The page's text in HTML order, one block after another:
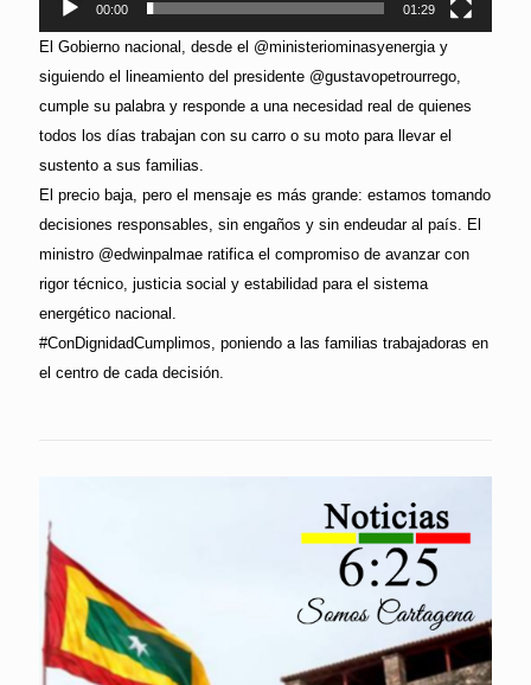
00:00 01:29
El Gobierno nacional, desde el @ministeriominasyenergia y
siguiendo el lineamiento del presidente @gustavopetrourrego,
cumple su palabra y responde a una necesidad real de quienes
todos los días trabajan con su carro o su moto para llevar el
sustento a sus familias.
El precio baja, pero el mensaje es más grande: estamos tomando
decisiones responsables, sin engaños y sin endeudar al país. El
ministro @edwinpalmae ratifica el compromiso de avanzar con
rigor técnico, justicia social y estabilidad para el sistema
energético nacional.
#ConDignidadCumplimos, poniendo a las familias trabajadoras en
el centro de cada decisión.